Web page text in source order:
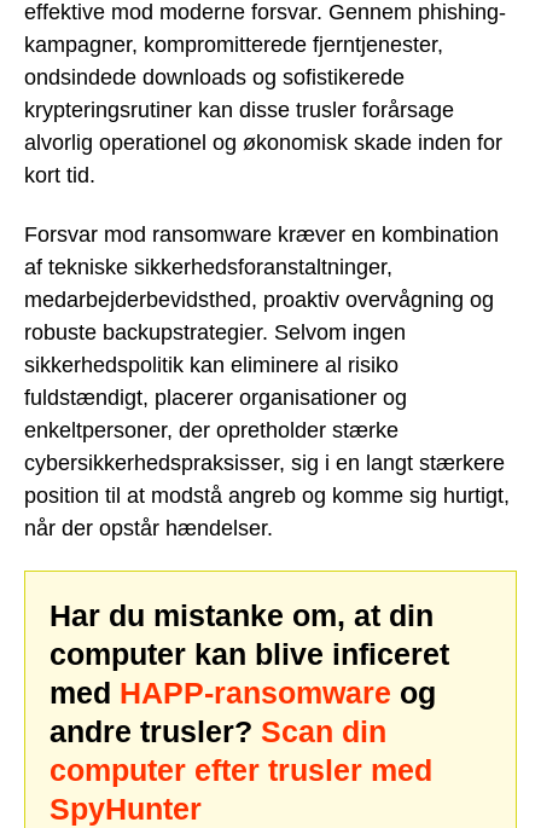
effektive mod moderne forsvar. Gennem phishing-
kampagner, kompromitterede fjerntjenester,
ondsindede downloads og sofistikerede
krypteringsrutiner kan disse trusler forårsage
alvorlig operationel og økonomisk skade inden for
kort tid.
Forsvar mod ransomware kræver en kombination
af tekniske sikkerhedsforanstaltninger,
medarbejderbevidsthed, proaktiv overvågning og
robuste backupstrategier. Selvom ingen
sikkerhedspolitik kan eliminere al risiko
fuldstændigt, placerer organisationer og
enkeltpersoner, der opretholder stærke
cybersikkerhedspraksisser, sig i en langt stærkere
position til at modstå angreb og komme sig hurtigt,
når der opstår hændelser.
Har du mistanke om, at din
computer kan blive inficeret
med HAPP-ransomware og
andre trusler? Scan din
computer efter trusler med
SpyHunter